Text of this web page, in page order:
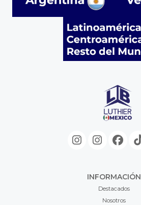
INFORMACIÓN
Destacados
Nosotros